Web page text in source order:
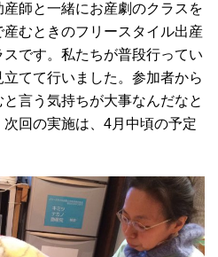
師と一緒にお産劇のクラスを
むときのフリースタイル出産
です。私たちが普段行ってい
てて行いました。参加者から
言う気持ちが大事なんだなと
回の実施は、4月中頃の予定